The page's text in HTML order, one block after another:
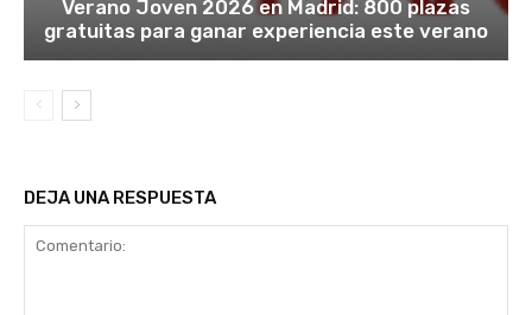
Verano Joven 2026 en Madrid: 800 plazas
gratuitas para ganar experiencia este verano
DEJA UNA RESPUESTA